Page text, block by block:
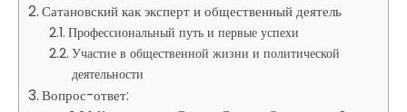
Сатановский как эксперт и общественный деятель
Профессиональный путь и первые успехи
Участие в общественной жизни и политической
деятельности
Вопрос-ответ: